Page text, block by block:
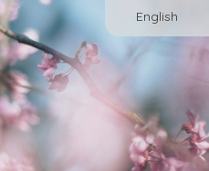
English